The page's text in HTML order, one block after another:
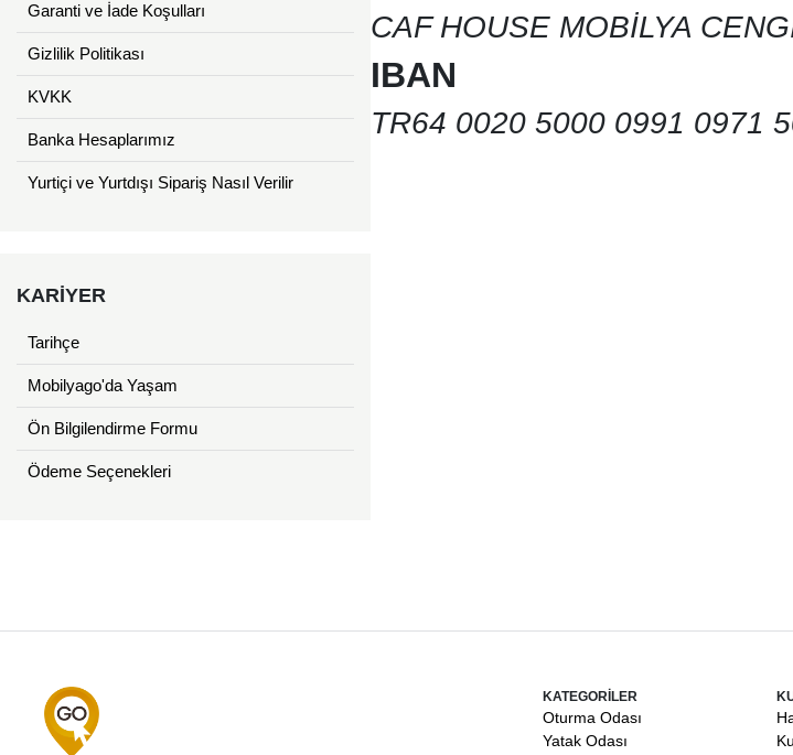
Garanti ve İade Koşulları
Gizlilik Politikası
KVKK
Banka Hesaplarımız
Yurtiçi ve Yurtdışı Sipariş Nasıl Verilir
KARİYER
Tarihçe
Mobilyago'da Yaşam
Ön Bilgilendirme Formu
Ödeme Seçenekleri
CAF HOUSE MOBİLYA
IBAN
TR64 0020 5000 0991 0971
KATEGORİLER
Oturma Odası
Yatak Odası